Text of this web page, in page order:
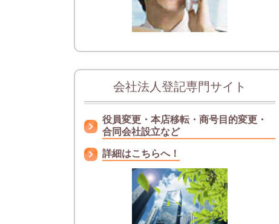
会社法人登記専門サイト
役員変更・本店移転・商号目的変更・
合同会社設立など
詳細はこちらへ！